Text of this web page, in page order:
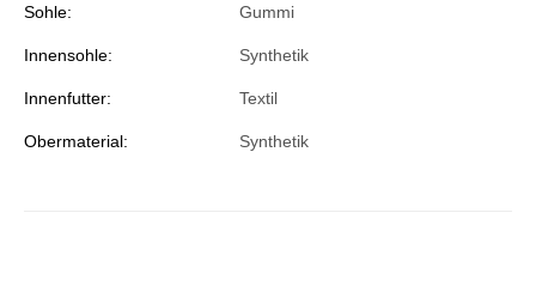
Sohle: Gummi
Innensohle: Synthetik
Innenfutter: Textil
Obermaterial: Synthetik